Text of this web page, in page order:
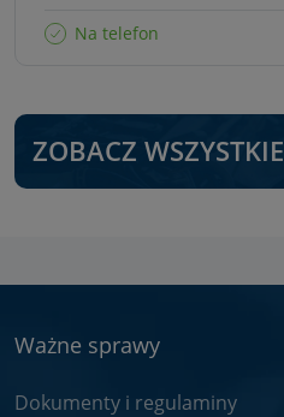
Na telefon
ZOBACZ WSZYSTKIE
Ważne sprawy
Dokumenty i regulaminy